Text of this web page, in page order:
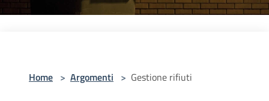
Home > Argomenti > Gestione rifiuti